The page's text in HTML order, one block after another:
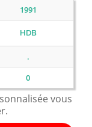
1991
HDB
.
0
vous